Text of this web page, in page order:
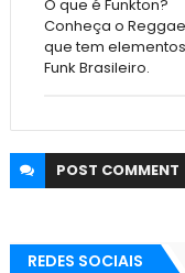
O que é Funkton?
Conheça o
que tem
Funk Brasileiro.
POST COMMENT
REDES SOCIAIS